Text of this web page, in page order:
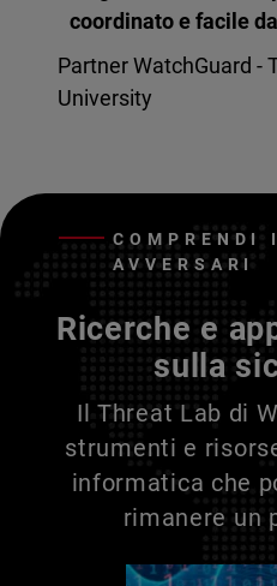
coordinato e facile
Partner WatchGuard -
University
COMPRENDI
AVVERSARI
Ricerche e
sulla
Il Threat Lab di
strumenti e
informatica che
rimanere un